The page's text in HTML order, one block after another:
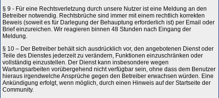
§ 9 - Für eine Rechtsverletzung durch unsere Nutzer ist eine Meldung an den
Betreiber notwendig. Rechtsbrüche sind immer mit einem rechtlich korrekten
Beweis (soweit es für Darlegung der Behauptung erforderlich ist) per Email oder
Brief einzureichen. Wir reagieren binnen 48 Stunden nach Eingang der
Meldung.
§ 10 – Der Betreiber behält sich ausdrücklich vor, den angebotenen Dienst oder
Teile des Dienstes jederzeit zu verändern, Funktionen einzuschränken oder
vollständig einzustellen. Der Dienst kann insbesondere wegen
Wartungsarbeiten vorübergehend nicht verfügbar sein, ohne dass dem Benutzer
hieraus irgendwelche Ansprüche gegen den Betreiber erwachsen würden. Eine
Ankündigung erfolgt, wenn möglich, durch einen Hinweis auf der Startseite der
Community.